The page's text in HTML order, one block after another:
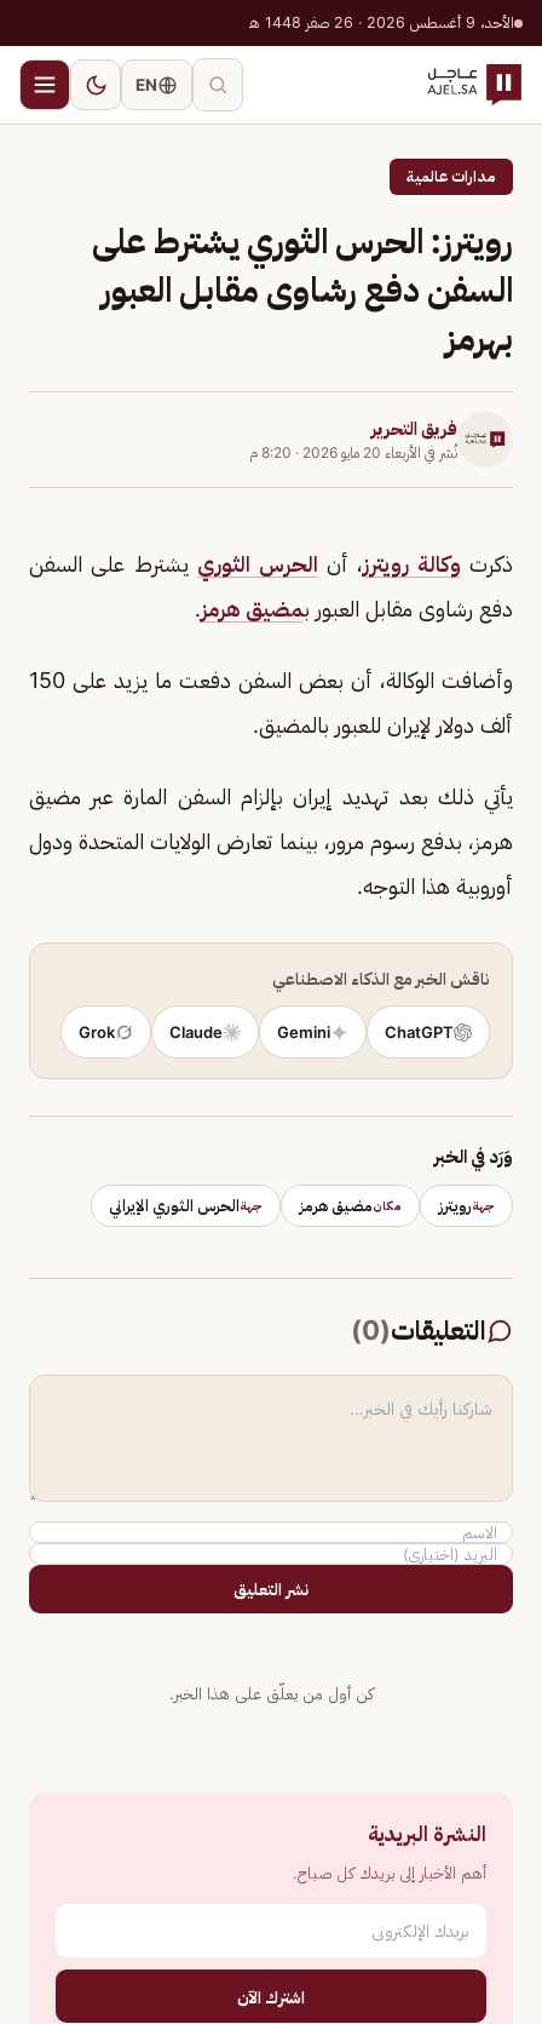
الأحد، 9 أغسطس 2026 · 26 صفر 1448 هـ
EN
مدارات عالمية
رويترز: الحرس الثوري يشترط على
السفن دفع رشاوى مقابل العبور
بهرمز
فريق التحرير
نُشر في الأربعاء 20 مايو 2026 · 8:20 م
ذكرت وكالة رويترز، أن الحرس الثوري يشترط على السفن
دفع رشاوى مقابل العبور بمضيق هرمز.
وأضافت الوكالة، أن بعض السفن دفعت ما يزيد على 150
ألف دولار لإيران للعبور بالمضيق.
يأتي ذلك بعد تهديد إيران بإلزام السفن المارة عبر مضيق
هرمز، بدفع رسوم مرور، بينما تعارض الولايات المتحدة ودول
أوروبية هذا التوجه.
ناقش الخبر مع الذكاء الاصطناعي
ChatGPT
Gemini
Claude
Grok
وَرَد في الخبر
جهةرويترز مكانمضيق هرمز جهةالحرس الثوري الإيراني
التعليقات(
0
)
نشر التعليق
كن أول من يعلّق على هذا الخبر.
النشرة البريدية
أهم الأخبار إلى بريدك كل صباح.
اشترك الآن